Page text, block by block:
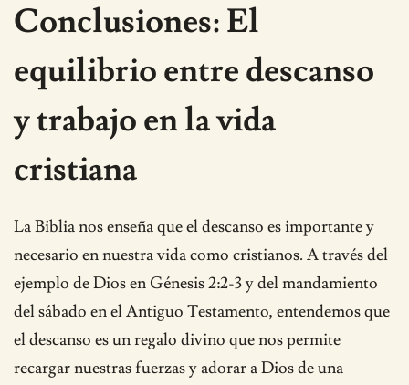
Conclusiones: El
equilibrio entre descanso
y trabajo en la vida
cristiana
La Biblia nos enseña que el descanso es importante y
necesario en nuestra vida como cristianos. A través del
ejemplo de Dios en Génesis 2:2-3 y del mandamiento
del sábado en el Antiguo Testamento, entendemos que
el descanso es un regalo divino que nos permite
recargar nuestras fuerzas y adorar a Dios de una